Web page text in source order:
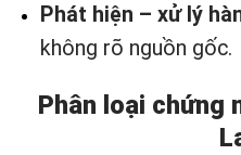
Phát hiện – xử lý
không rõ nguồn gốc.
Phân loại chứng